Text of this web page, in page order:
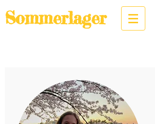
Sommerlager